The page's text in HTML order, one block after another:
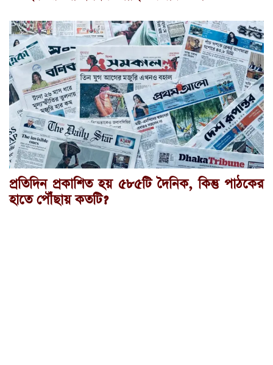
প্রতিদিন প্রকাশিত হয় ৫৮৫টি দৈনিক, কিন্তু পাঠকের
হাতে পৌঁছায় কতটি?